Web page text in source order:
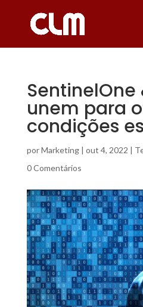
SentinelOne
unem para
condições
porMarketing| out 4, 2022 |
0 Comentários